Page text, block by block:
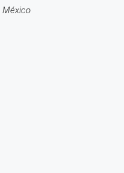
México